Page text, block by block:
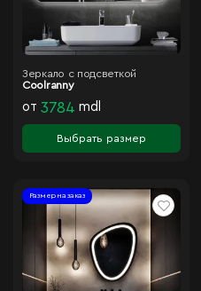
Зеркало с подсветкой
Coolranny
от 3784 mdl
Выбрать размер
Размер на заказ